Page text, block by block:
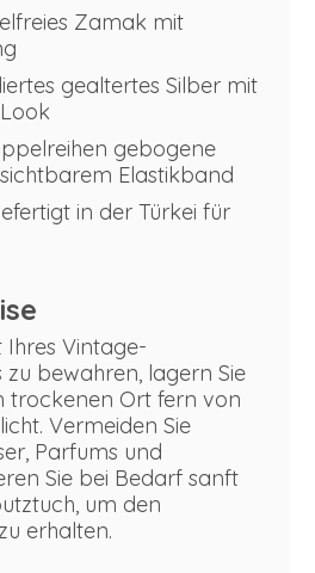
Zamak mit
gealtertes Silber mit
gebogene
Elastikband
in der Türkei für
Ihres Vintage-
bewahren, lagern Sie
trockenen Ort fern von
Vermeiden Sie
Parfums und
Sie bei Bedarf sanft
um den
erhalten.